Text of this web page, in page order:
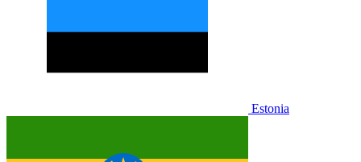
Estonia